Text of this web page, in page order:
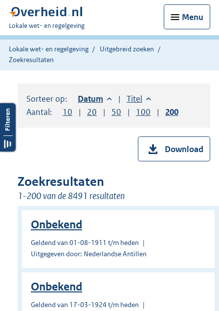
Menu
U
bent
hier:
Lokale wet- en regelgeving
Lokale wet- en regelgeving
Uitgebreid zoeken
Zoekresultaten
Sorteer op: Sorteer op:
Datum aflopendSorteer op:
Titel oplopend
Aantal:
Toon
10 resultaten per pagina
Toon
20 resultaten per pagina
Toon
50 resultaten per pagina
Toon
100 resultaten per
Toon
200
Download
Zoekresultaten
1-200 van de 8491 resultaten
Onbekend
Geldend van 01-08-1911 t/m heden
Uitgegeven door: Nederlandse Antillen
Onbekend
Geldend van 17-03-1924 t/m heden